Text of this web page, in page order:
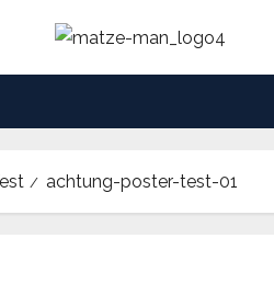
achtung-poster-test-01